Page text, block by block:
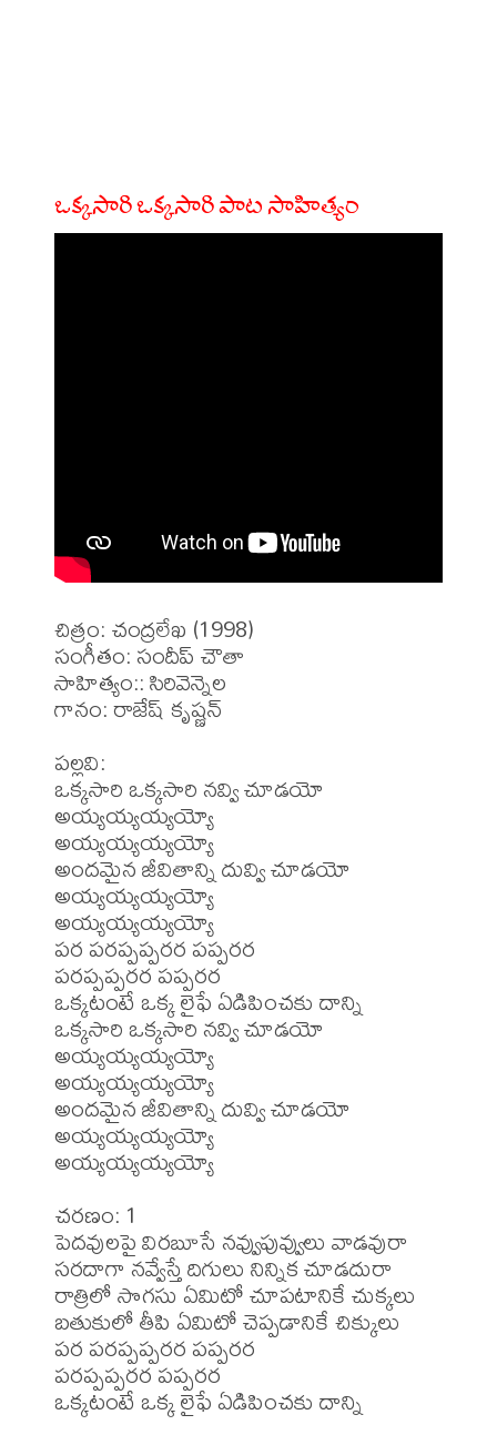
ఒక్కసారి ఒక్కసారి పాట సాహిత్యం
చిత్రం: చంద్రలేఖ (1998)
సంగీతం: సందీప్ చౌతా
సాహిత్యం:: సిరివెన్నెల
గానం: రాజేష్ కృష్ణన్
పల్లవి:
ఒక్కసారి ఒక్కసారి నవ్వి చూడయో
అయ్యయ్యయ్యయ్యో
అయ్యయ్యయ్యయ్యో
అందమైన జీవితాన్ని దువ్వి చూడయో
అయ్యయ్యయ్యయ్యో
అయ్యయ్యయ్యయ్యో
పర పరప్పప్పరర పప్పరర
పరప్పప్పరర పప్పరర
ఒక్కటంటే ఒక్క లైఫే ఏడిపించకు దాన్ని
ఒక్కసారి ఒక్కసారి నవ్వి చూడయో
అయ్యయ్యయ్యయ్యో
అయ్యయ్యయ్యయ్యో
అందమైన జీవితాన్ని దువ్వి చూడయో
అయ్యయ్యయ్యయ్యో
అయ్యయ్యయ్యయ్యో
చరణం: 1
పెదవులపై విరబూసే నవ్వుపువ్వులు వాడవురా
సరదాగా నవ్వేస్తే దిగులు నిన్నిక చూడదురా
రాత్రిలో సొగసు ఏమిటో చూపటానికే చుక్కలు
బతుకులో తీపి ఏమిటో చెప్పడానికే చిక్కులు
పర పరప్పప్పరర పప్పరర
పరప్పప్పరర పప్పరర
ఒక్కటంటే ఒక్క లైఫే ఏడిపించకు దాన్ని